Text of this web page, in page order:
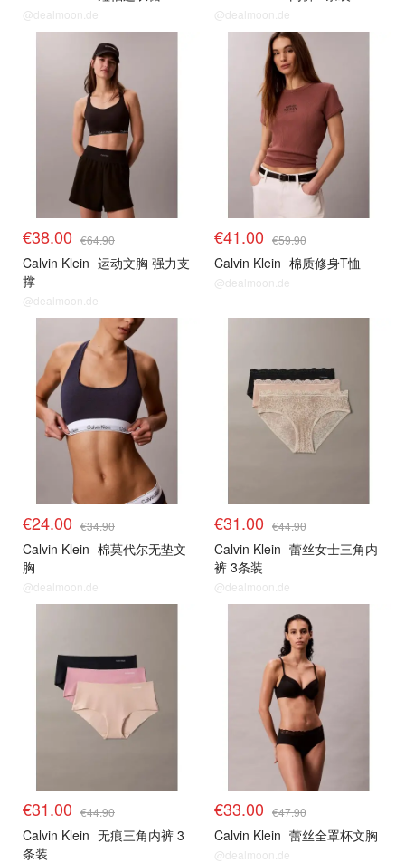
@dealmoon.de @dealmoon.de
€38.00 €64.90
Calvin Klein 运动文胸 强力支
撑
@dealmoon.de
€41.00 €59.90
Calvin Klein 棉质修身T恤
@dealmoon.de
€24.00 €34.90
Calvin Klein 棉莫代尔无垫文
胸
@dealmoon.de
€31.00 €44.90
Calvin Klein 蕾丝女士三角内
裤 3条装
@dealmoon.de
€31.00 €44.90
Calvin Klein 无痕三角内裤 3
条装
€33.00 €47.90
Calvin Klein 蕾丝全罩杯文胸
@dealmoon.de